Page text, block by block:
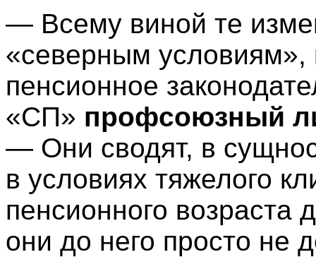
— Всему виной те
«северным условиям»,
пенсионное
«СП» профсоюзный
— Они сводят, в
в условиях тяжелого
пенсионного возраста
они до него просто не